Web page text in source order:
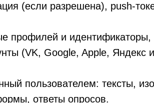
(если разрешена), push-
профилей и
(VK, Google, Apple, Яндекс
пользователем: тексты,
ответы опросов.